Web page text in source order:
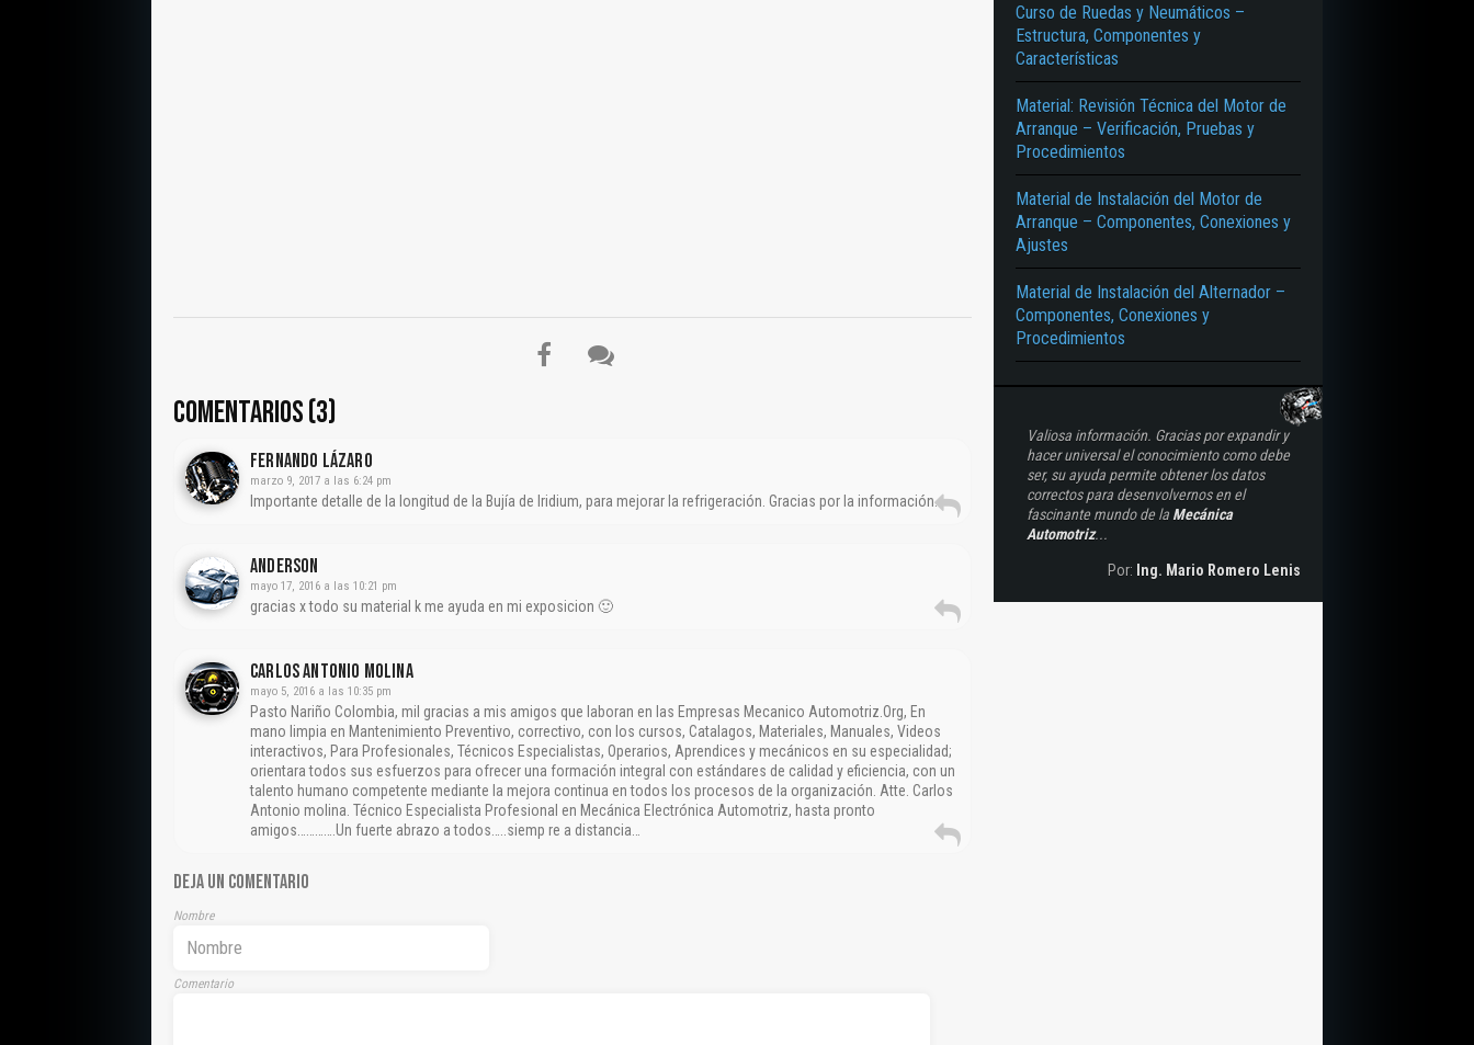
COMENTARIOS (3)
Fernando Lázaro
marzo 9, 2017 a las 6:24 pm
Importante detalle de la longitud de la Bujía de Iridium, para mejorar la refrigeración. Gracias por la información.
Anderson
mayo 17, 2016 a las 10:21 pm
gracias x todo su material k me ayuda en mi exposicion 🙂
CARLOS ANTONIO MOLINA
mayo 5, 2016 a las 10:35 pm
Pasto Nariño Colombia, mil gracias a mis amigos que laboran en las Empresas Mecanico Automotriz.Org, En
mano limpia en Mantenimiento Preventivo, correctivo, con los cursos, Catalagos, Materiales, Manuales, Videos
interactivos, Para Profesionales, Técnicos Especialistas, Operarios, Aprendices y mecánicos en su especialidad;
orientara todos sus esfuerzos para ofrecer una formación integral con estándares de calidad y eficiencia, con un
talento humano competente mediante la mejora continua en todos los procesos de la organización. Atte. Carlos
Antonio molina. Técnico Especialista Profesional en Mecánica Electrónica Automotriz, hasta pronto
amigos………….Un fuerte abrazo a todos…..siemp re a distancia…
DEJA UN COMENTARIO
Nombre
Comentario
Curso de Ruedas y Neumáticos –
Estructura, Componentes y
Características
Material: Revisión Técnica del Motor de
Arranque – Verificación, Pruebas y
Procedimientos
Material de Instalación del Motor de
Arranque – Componentes, Conexiones y
Ajustes
Material de Instalación del Alternador –
Componentes, Conexiones y
Procedimientos
Valiosa información. Gracias por expandir y
hacer universal el conocimiento como debe
ser, su ayuda permite obtener los datos
correctos para desenvolvernos en el
fascinante mundo de la Mecánica
Automotriz...
Por: Ing. Mario Romero Lenis